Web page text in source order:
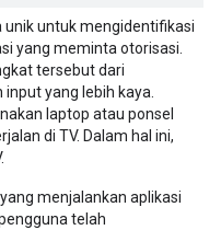
unik untuk mengidentifikasi
yang meminta otorisasi.
tersebut dari
yang lebih kaya.
laptop atau ponsel
di TV. Dalam hal ini,
menjalankan aplikasi
telah